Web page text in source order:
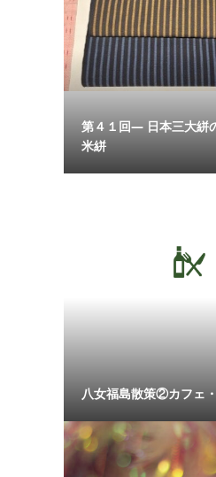
第４１回― 日本三大
米絣
八女福島散策②カフェ